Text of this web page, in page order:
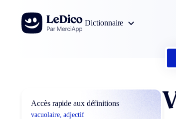
Aller au contenu
Dictionnaire
Accès rapide aux définitions
vacuolaire, adjectif